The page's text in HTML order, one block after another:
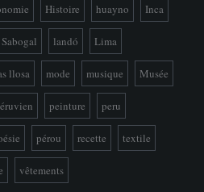
Histoire huayno Inca
landó Lima
llosa mode musique Musée
peinture peru
pérou recette textile
vêtements